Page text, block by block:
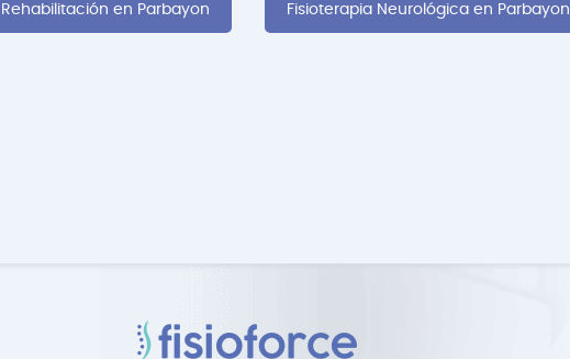
Rehabilitación en Parbayon Fisioterapia Neurológica en Parbayon